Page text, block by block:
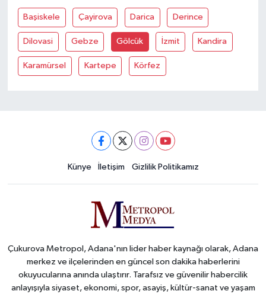
Başiskele Çayirova Darica Derince
Dilovasi Gebze Gölcük İzmit Kandira
Karamürsel Kartepe Körfez
Künye İletişim Gizlilik Politikamız
Çukurova Metropol, Adana'nın lider haber kaynağı olarak, Adana
merkez ve ilçelerinden en güncel son dakika haberlerini
okuyucularına anında ulaştırır. Tarafsız ve güvenilir habercilik
anlayışıyla siyaset, ekonomi, spor, asayiş, kültür-sanat ve yaşam